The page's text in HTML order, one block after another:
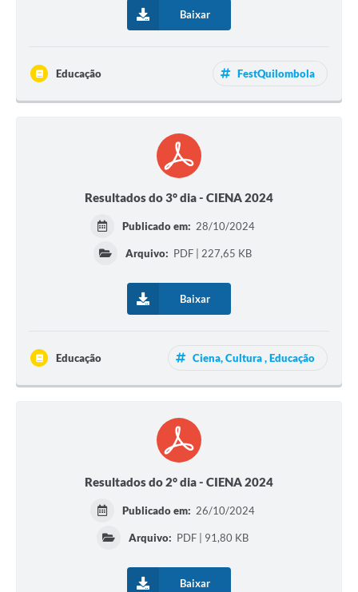
Baixar
Educação FestQuilombola
Resultados do 3° dia - CIENA 2024
Publicado em: 28/10/2024
Arquivo: PDF | 227,65 KB
Baixar
Educação Ciena, Cultura , Educação
Resultados do 2° dia - CIENA 2024
Publicado em: 26/10/2024
Arquivo: PDF | 91,80 KB
Baixar